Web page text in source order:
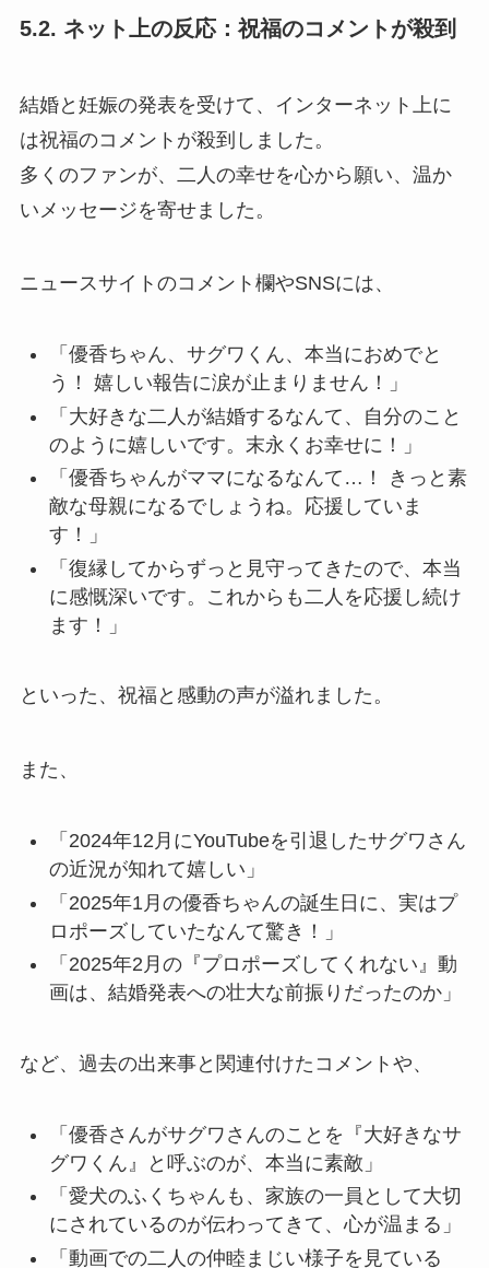
5.2. ネット上の反応：祝福のコメントが殺到
結婚と妊娠の発表を受けて、インターネット上に
は祝福のコメントが殺到しました。
多くのファンが、二人の幸せを心から願い、温か
いメッセージを寄せました。
ニュースサイトのコメント欄やSNSには、
「優香ちゃん、サグワくん、本当におめでと
う！ 嬉しい報告に涙が止まりません！」
「大好きな二人が結婚するなんて、自分のこと
のように嬉しいです。末永くお幸せに！」
「優香ちゃんがママになるなんて…！ きっと素
敵な母親になるでしょうね。応援していま
す！」
「復縁してからずっと見守ってきたので、本当
に感慨深いです。これからも二人を応援し続け
ます！」
といった、祝福と感動の声が溢れました。
また、
「2024年12月にYouTubeを引退したサグワさん
の近況が知れて嬉しい」
「2025年1月の優香ちゃんの誕生日に、実はプ
ロポーズしていたなんて驚き！」
「2025年2月の『プロポーズしてくれない』動
画は、結婚発表への壮大な前振りだったのか」
など、過去の出来事と関連付けたコメントや、
「優香さんがサグワさんのことを『大好きなサ
グワくん』と呼ぶのが、本当に素敵」
「愛犬のふくちゃんも、家族の一員として大切
にされているのが伝わってきて、心が温まる」
「動画での二人の仲睦まじい様子を見ている